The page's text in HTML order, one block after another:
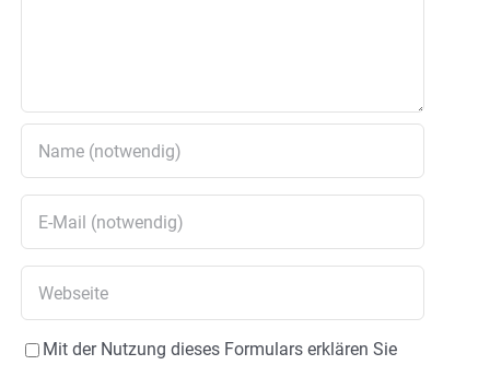
Mit der Nutzung dieses Formulars erklären Sie